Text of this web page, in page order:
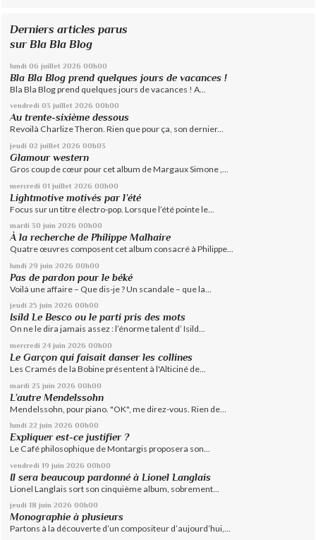
Derniers articles parus
sur Bla Bla Blog
lundi 06 juillet 2026 00h00
Bla Bla Blog prend quelques jours de vacances !
Bla Bla Blog prend quelques jours de vacances ! A...
vendredi 03 juillet 2026 00h00
Au trente-sixième dessous
Revoilà Charlize Theron. Rien que pour ça, son dernier...
jeudi 02 juillet 2026 00h03
Glamour western
Gros coup de cœur pour cet album de Margaux Simone ,...
mercredi 01 juillet 2026 00h00
Lightmotive motivés par l’été
Focus sur un titre électro-pop. Lorsque l’été pointe le...
mardi 30 juin 2026 00h00
À la recherche de Philippe Malhaire
Quatre œuvres composent cet album consacré à Philippe...
lundi 29 juin 2026 00h00
Pas de pardon pour le béké
Voilà une affaire – Que dis-je ? Un scandale – que la...
jeudi 25 juin 2026 00h00
Isild Le Besco ou le parti pris des mots
On ne le dira jamais assez : l’énorme talent d’ Isild...
mercredi 24 juin 2026 00h00
Le Garçon qui faisait danser les collines
Les Cramés de la Bobine présentent à l'Alticiné de...
mardi 23 juin 2026 00h00
L’autre Mendelssohn
Mendelssohn, pour piano. "OK", me direz-vous. Rien de...
lundi 22 juin 2026 00h00
Expliquer est-ce justifier ?
Le Café philosophique de Montargis proposera son...
vendredi 19 juin 2026 00h00
Il sera beaucoup pardonné à Lionel Langlais
Lionel Langlais sort son cinquième album, sobrement...
jeudi 18 juin 2026 00h00
Monographie à plusieurs
Partons à la découverte d’un compositeur d’aujourd’hui,...